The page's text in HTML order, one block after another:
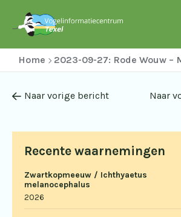
Home 2023-09-27: Rode Wouw –
Recente waarnemingen
Zwartkopmeeuw / Ichthyaetus
melanocephalus
2026
Naar vorige bericht Naar